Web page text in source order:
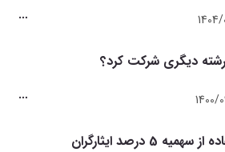
1404/
رشته دیگری شرکت کرد؟
1400/
درصد ایثارگران